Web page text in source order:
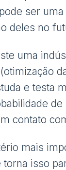
ser uma
deles no
uma
e testa
contato
mais
isso